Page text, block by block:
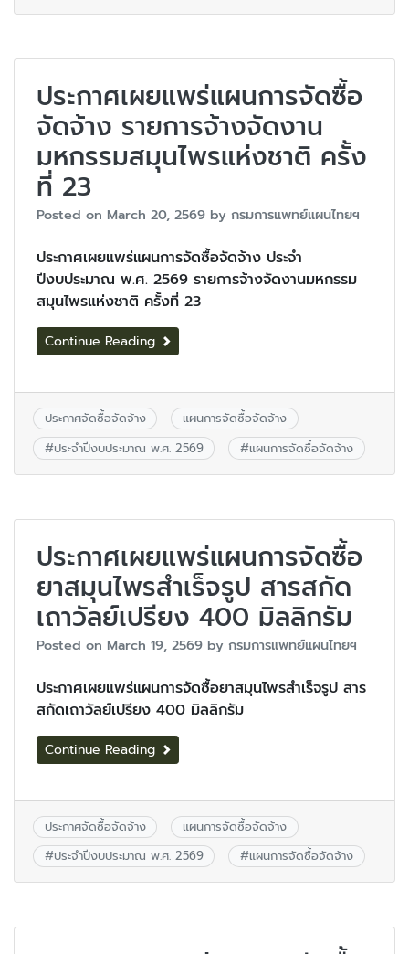
ประกาศเผยแพร่แผนการจัดซื้อ
จัดจ้าง รายการจ้างจัดงาน
มหกรรมสมุนไพรแห่งชาติ ครั้ง
ที่ 23
Posted on March 20, 2569 by กรมการแพทย์แผนไทยฯ
ประกาศเผยแพร่แผนการจัดซื้อจัดจ้าง ประจำ
ปีงบประมาณ พ.ศ. 2569 รายการจ้างจัดงานมหกรรม
สมุนไพรแห่งชาติ ครั้งที่ 23
Continue Reading
ประกาศจัดซื้อจัดจ้าง
แผนการจัดซื้อจัดจ้าง
#ประจำปีงบประมาณ พ.ศ. 2569 #แผนการจัดซื้อจัดจ้าง
ประกาศเผยแพร่แผนการจัดซื้อ
ยาสมุนไพรสำเร็จรูป สารสกัด
เถาวัลย์เปรียง 400 มิลลิกรัม
Posted on March 19, 2569 by กรมการแพทย์แผนไทยฯ
ประกาศเผยแพร่แผนการจัดซื้อยาสมุนไพรสำเร็จรูป สาร
สกัดเถาวัลย์เปรียง 400 มิลลิกรัม
Continue Reading
ประกาศจัดซื้อจัดจ้าง
แผนการจัดซื้อจัดจ้าง
#ประจำปีงบประมาณ พ.ศ. 2569 #แผนการจัดซื้อจัดจ้าง